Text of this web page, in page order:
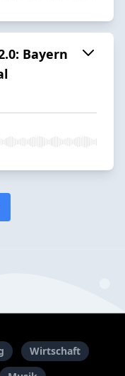
Bayern
Wirtschaft